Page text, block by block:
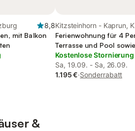
8,8
mit Balkon
Kitzsteinhorn - Kaprun,
Ferienwohnung für 4
Terrasse und Pool
Kostenlose Stornierung
Sa, 19.09. - Sa, 26.09.
1.195 €·Sonderrabatt
&